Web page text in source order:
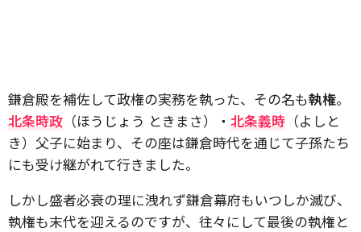
鎌倉殿を補佐して政権の実務を執った、その名も執権。
北条時政 （ほうじょう ときまさ）・ 北条義時 （よしと
き）父子に始まり、その座は鎌倉時代を通じて子孫たち
にも受け継がれて行きました。
しかし盛者必衰の理に洩れず鎌倉幕府もいつしか滅び、
執権も末代を迎えるのですが、往々にして最後の執権と